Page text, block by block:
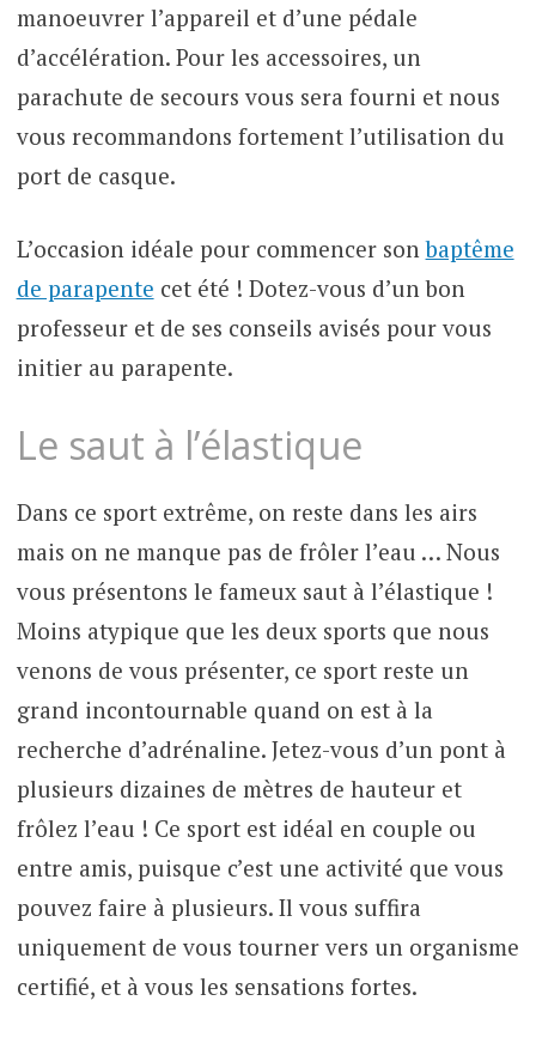
manoeuvrer l’appareil et d’une pédale
d’accélération. Pour les accessoires, un
parachute de secours vous sera fourni et nous
vous recommandons fortement l’utilisation du
port de casque.
L’occasion idéale pour commencer sonbaptême
de parapente cet été ! Dotez-vous d’un bon
professeur et de ses conseils avisés pour vous
initier au parapente.
Le saut à l’élastique
Dans ce sport extrême, on reste dans les airs
mais on ne manque pas de frôler l’eau … Nous
vous présentons le fameux saut à l’élastique !
Moins atypique que les deux sports que nous
venons de vous présenter, ce sport reste un
grand incontournable quand on est à la
recherche d’adrénaline. Jetez-vous d’un pont à
plusieurs dizaines de mètres de hauteur et
frôlez l’eau ! Ce sport est idéal en couple ou
entre amis, puisque c’est une activité que vous
pouvez faire à plusieurs. Il vous suffira
uniquement de vous tourner vers un organisme
certifié, et à vous les sensations fortes.